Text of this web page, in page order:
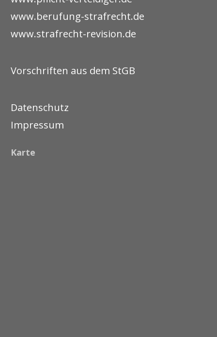
www.berufung-strafrecht.de
www.strafrecht-revision.de
Vorschriften aus dem StGB
Datenschutz
Impressum
Karte